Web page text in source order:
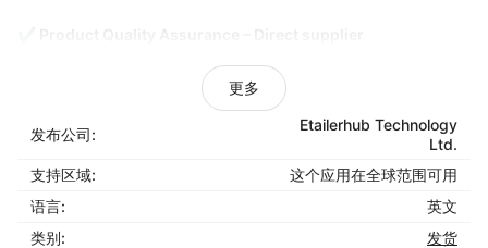
✔ Efficient Fulfillment – Automate multi-order processing,
bundle shipments, and optimize shipping costs.
empowers you with a trusted supply chain and full
customization capabilities to scale your business
effortlessly.
更多
发布公司:
Etailerhub Technology
Ltd.
支持区域:
这个应用在全球范围可用
语言:
英文
类别:
发货